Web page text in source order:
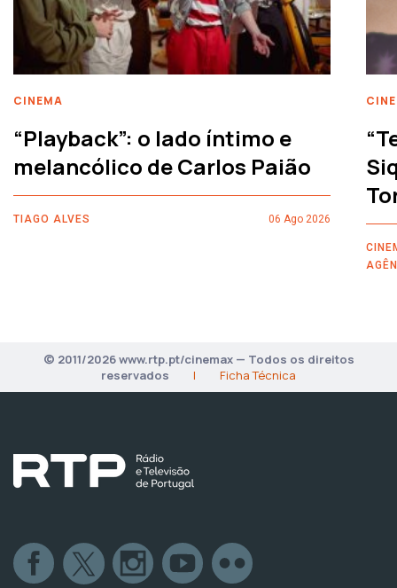
CINEMA
“Playback”: o lado íntimo e
melancólico de Carlos Paião
TIAGO ALVES 06 Ago 2026
© 2011/2026 www.rtp.pt/cinemax — Todos os direitos
reservados
| Ficha Técnica